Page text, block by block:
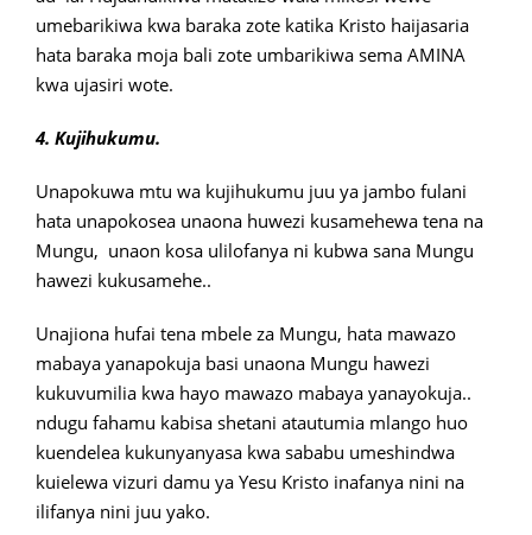
umebarikiwa kwa baraka zote katika Kristo haijasaria
hata baraka moja bali zote umbarikiwa sema AMINA
kwa ujasiri wote.
4. Kujihukumu.
Unapokuwa mtu wa kujihukumu juu ya jambo fulani
hata unapokosea unaona huwezi kusamehewa tena na
Mungu, unaon kosa ulilofanya ni kubwa sana Mungu
hawezi kukusamehe..
Unajiona hufai tena mbele za Mungu, hata mawazo
mabaya yanapokuja basi unaona Mungu hawezi
kukuvumilia kwa hayo mawazo mabaya yanayokuja..
ndugu fahamu kabisa shetani atautumia mlango huo
kuendelea kukunyanyasa kwa sababu umeshindwa
kuielewa vizuri damu ya Yesu Kristo inafanya nini na
ilifanya nini juu yako.